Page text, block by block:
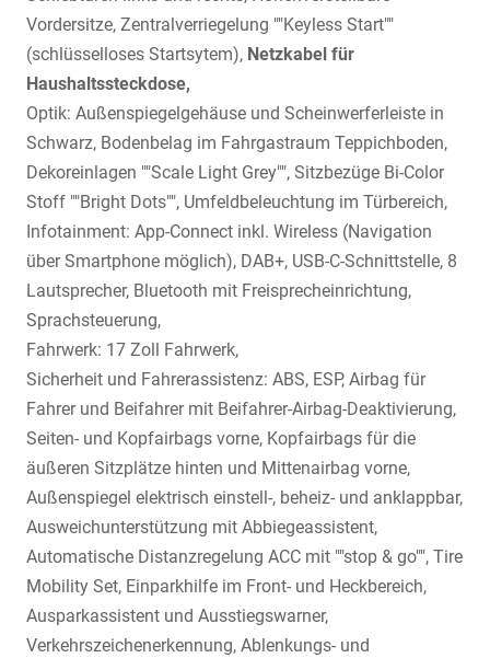
Vordersitze, Zentralverriegelung ""Keyless Start""
(schlüsselloses Startsytem), Netzkabel für
Haushaltssteckdose,
Optik: Außenspiegelgehäuse und Scheinwerferleiste in
Schwarz, Bodenbelag im Fahrgastraum Teppichboden,
Dekoreinlagen ""Scale Light Grey"", Sitzbezüge Bi-Color
Stoff ""Bright Dots"", Umfeldbeleuchtung im Türbereich,
Infotainment: App-Connect inkl. Wireless (Navigation
über Smartphone möglich), DAB+, USB-C-Schnittstelle, 8
Lautsprecher, Bluetooth mit Freisprecheinrichtung,
Sprachsteuerung,
Fahrwerk: 17 Zoll Fahrwerk,
Sicherheit und Fahrerassistenz: ABS, ESP, Airbag für
Fahrer und Beifahrer mit Beifahrer-Airbag-Deaktivierung,
Seiten- und Kopfairbags vorne, Kopfairbags für die
äußeren Sitzplätze hinten und Mittenairbag vorne,
Außenspiegel elektrisch einstell-, beheiz- und anklappbar,
Ausweichunterstützung mit Abbiegeassistent,
Automatische Distanzregelung ACC mit ""stop & go"", Tire
Mobility Set, Einparkhilfe im Front- und Heckbereich,
Ausparkassistent und Ausstiegswarner,
Verkehrszeichenerkennung, Ablenkungs- und